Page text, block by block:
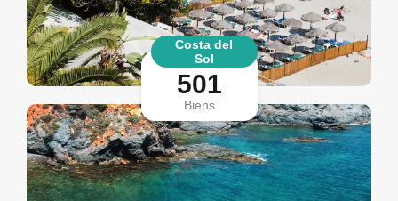
Costa del
Sol
501
Biens